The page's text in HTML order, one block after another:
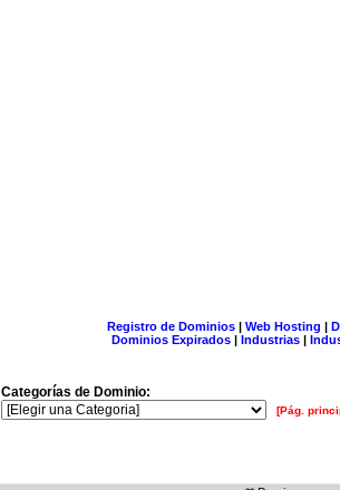
Registro de Dominios| Web Hosting |
Dominios Expirados | Industrias |
Categorías de Dominio:
[Pág.